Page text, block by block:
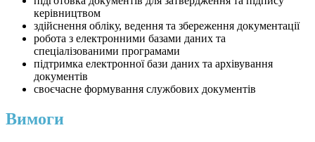
керівництвом
здійснення обліку, ведення та збереження документації
робота з електронними базами даних та
спеціалізованими програмами
підтримка електронної бази даних та архівування
документів
своєчасне формування службових документів
Вимоги